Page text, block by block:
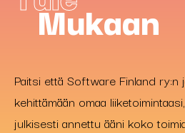
Mukaan
Paitsi että Software Finland ry:n
kehittämään omaa
julkisesti annettu ääni koko